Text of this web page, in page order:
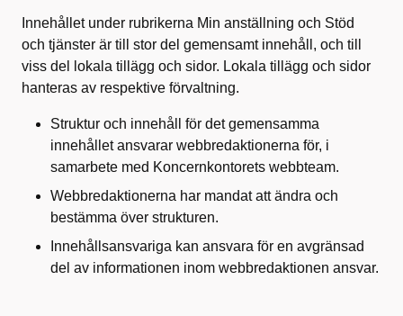
Innehållet under rubrikerna Min anställning och Stöd
och tjänster är till stor del gemensamt innehåll, och till
viss del lokala tillägg och sidor. Lokala tillägg och sidor
hanteras av respektive förvaltning.
Struktur och innehåll för det gemensamma
innehållet ansvarar webbredaktionerna för, i
samarbete med Koncernkontorets webbteam.
Webbredaktionerna har mandat att ändra och
bestämma över strukturen.
Innehållsansvariga kan ansvara för en avgränsad
del av informationen inom webbredaktionen ansvar.